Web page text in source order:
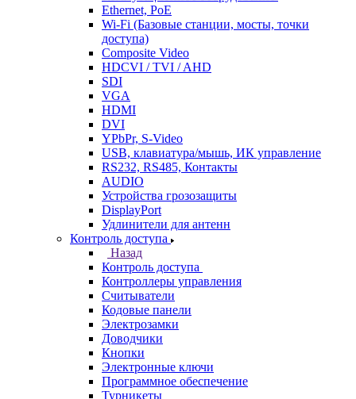
Ethernet, PoE
Wi-Fi (Базовые станции, мосты, точки
доступа)
Composite Video
HDCVI / TVI / AHD
SDI
VGA
HDMI
DVI
YPbPr, S-Video
USB, клавиатура/мышь, ИК управление
RS232, RS485, Контакты
AUDIO
Устройства грозозащиты
DisplayPort
Удлинители для антенн
Контроль доступа
Назад
Контроль доступа
Контроллеры управления
Считыватели
Кодовые панели
Электрозамки
Доводчики
Кнопки
Электронные ключи
Программное обеспечение
Турникеты